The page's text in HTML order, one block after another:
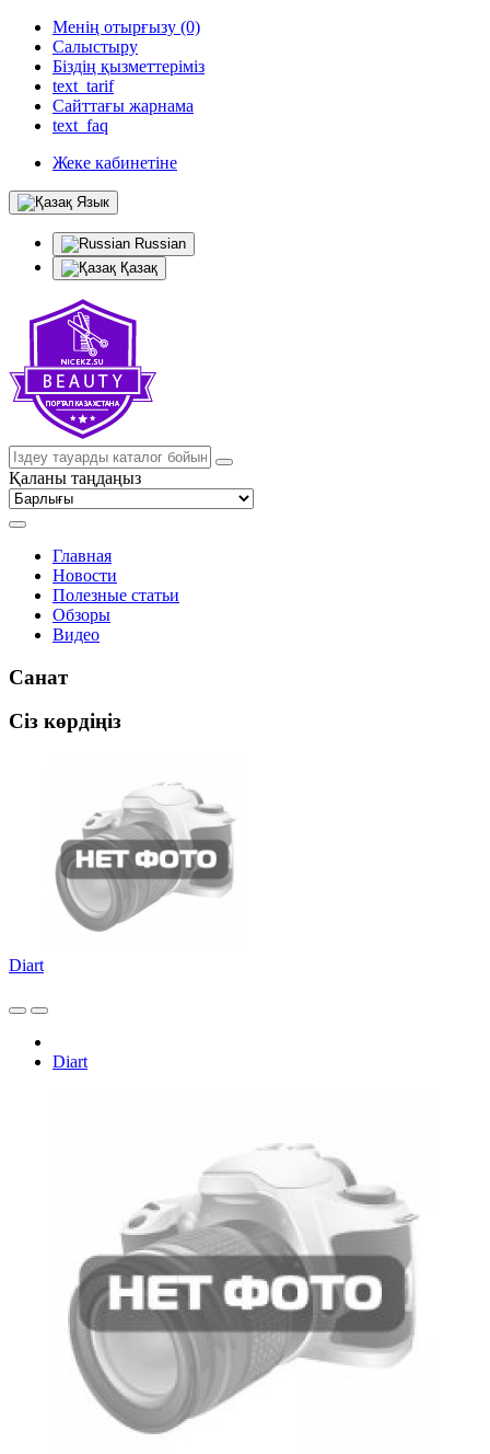
Менің отырғызу (0)
Салыстыру
Біздің қызметтеріміз
text_tarif
Сайттағы жарнама
text_faq
Жеке кабинетіне
Язык
Russian
Қазақ
Қаланы таңдаңыз
Главная
Новости
Полезные статьи
Обзоры
Видео
Санат
Сіз көрдіңіз
Diart
Diart